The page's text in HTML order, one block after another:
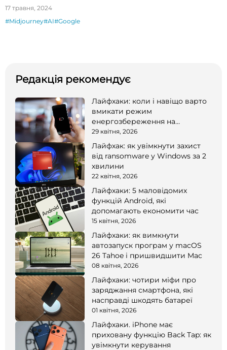
17 травня, 2024
#Midjourney#AI#Google
Редакція рекомендує
Лайфхаки: коли і навіщо варто
вмикати режим
енергозбереження на
смартфоні
29 квітня, 2026
Лайфхак: як увімкнути захист
від ransomware у Windows за 2
хвилини
22 квітня, 2026
Лайфхаки: 5 маловідомих
функцій Android, які
допомагають економити час
15 квітня, 2026
Лайфхаки: як вимкнути
автозапуск програм у macOS
26 Tahoe і пришвидшити Mac
08 квітня, 2026
Лайфхаки: чотири міфи про
заряджання смартфона, які
насправді шкодять батареї
01 квітня, 2026
Лайфхаки. iPhone має
приховану функцію Back Tap: як
увімкнути керування